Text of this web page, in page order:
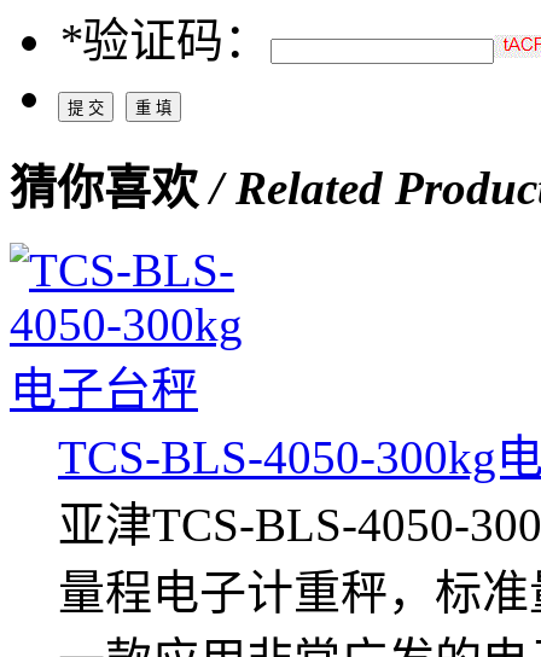
*验证码：
猜你喜欢/ Related
TCS-BLS-4050-300kg
亚津TCS-BLS-4050-
量程电子计重秤，标